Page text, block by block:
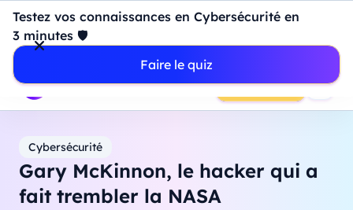
Testez vos connaissances en Cybersécurité en
3 minutes 🛡️
Faire le quiz
Introduction à Power BI : construisez votre premier
dashboard de A à Z
- Mardi 11 Août à 18h00
Professionnels
Étudiants Parents Entreprises
Prendre RDV
Cybersécurité
Gary McKinnon, le hacker qui a
fait trembler la NASA